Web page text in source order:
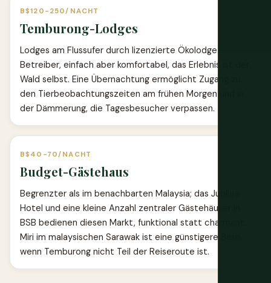
B$120-250/NACHT
Temburong-Lodges
Lodges am Flussufer durch lizenzierte Ökolodge-
Betreiber, einfach aber komfortabel, das Erlebnis ist der
Wald selbst. Eine Übernachtung ermöglicht Zugang zu
den Tierbeobachtungszeiten am frühen Morgen und in
der Dämmerung, die Tagesbesucher verpassen.
B$40-70/NACHT
Budget-Gästehaus
Begrenzter als im benachbarten Malaysia; das Jubilee
Hotel und eine kleine Anzahl zentraler Gästehäuser in
BSB bedienen diesen Markt, funktional statt charmant.
Miri im malaysischen Sarawak ist eine günstigere Basis,
wenn Temburong nicht Teil der Reiseroute ist.